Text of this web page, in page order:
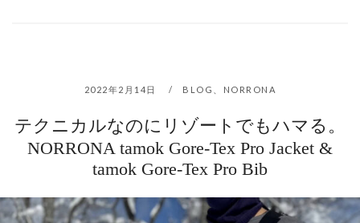
2022年2月14日 BLOG NORRONA
テクニカルなのにリゾートでもハマる。
NORRONA tamok Gore-Tex Pro Jacket &
tamok Gore-Tex Pro Bib